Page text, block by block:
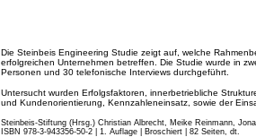
Die Steinbeis Engineering Studie zeigt auf, welche
erfolgreichen Unternehmen betreffen. Die Studie wurde in
Personen und 30 telefonische Interviews durchgeführt.
Untersucht wurden Erfolgsfaktoren, innerbetriebliche
und Kundenorientierung, Kennzahleneinsatz, sowie der
Steinbeis-Stiftung (Hrsg.) Christian Albrecht, Meike Reinmann,
ISBN 978-3-943356-50-2 | 1. Auflage | Broschiert | 82 Seiten, dt.